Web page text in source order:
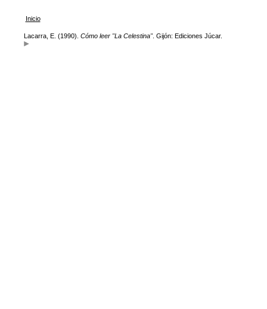
Inicio
Lacarra, E. (1990). Cómo leer "La Celestina". Gijón: Ediciones Júcar.